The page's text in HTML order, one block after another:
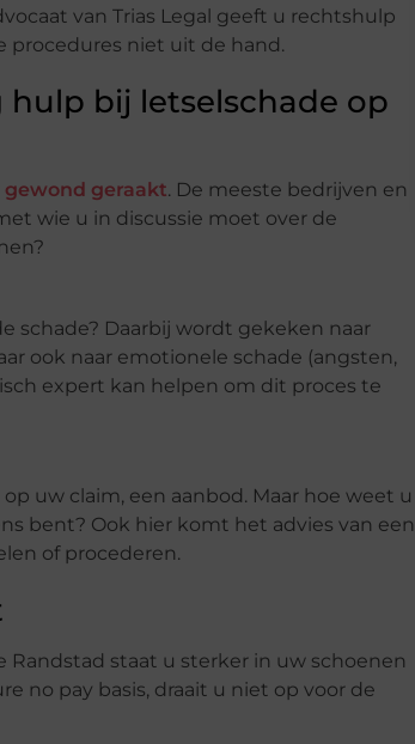
van Trias Legal geeft u rechtshulp
procedures niet uit de hand.
hulp bij letselschade op
gewond geraakt. De meeste bedrijven en
wie u in discussie moet over de
schade? Daarbij wordt gekeken naar
ook naar emotionele schade (angsten,
expert kan helpen om dit proces te
uw claim, een aanbod. Maar hoe weet u
bent? Ook hier komt het advies van een
of procederen.
Randstad staat u sterker in uw schoenen
no pay basis, draait u niet op voor de